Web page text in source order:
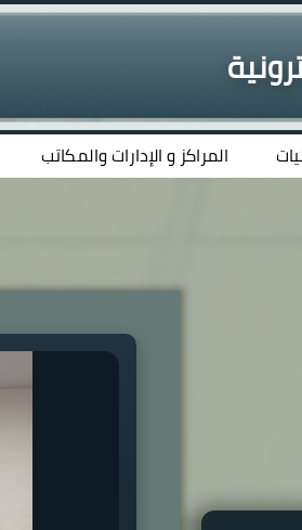
المراكز و الإدارات والمكاتب